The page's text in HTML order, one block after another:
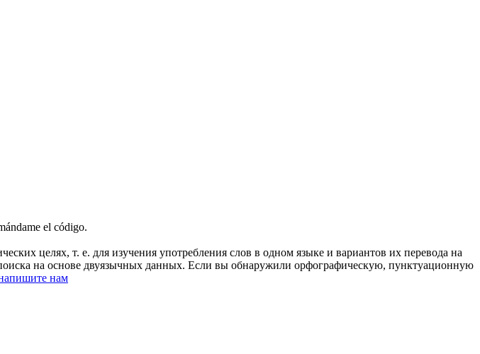
el código.
целях, т. е. для изучения употребления слов в одном языке и вариантов их перевода на
на основе двуязычных данных. Если вы обнаружили орфографическую, пунктуационную
нам